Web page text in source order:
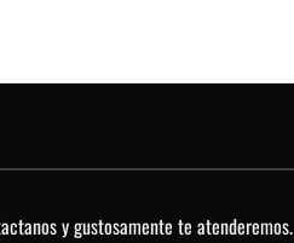
y gustosamente te atenderemos.